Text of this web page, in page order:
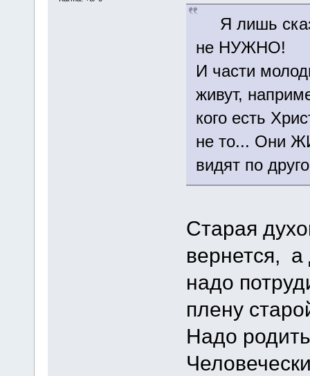
Я лишь
не НУЖНО!
И части
живут,
кого есть
не то... Они
видят по
Старая
вернется,
надо
плену
Надо